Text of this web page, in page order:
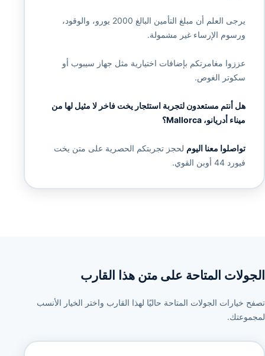
يرجى العلم أن مبلغ التأمين البالغ 2000 يورو، والوقود،
ورسوم الإرساء غير مشمولة.
عززوا مغامرتكم بإضافات اختيارية مثل جهاز سيبوب أو
سكوتر الغوص.
هل أنتم مستعدون لتجربة استئجار يخت فاخر لا مثيل لها من
ميناء أدريانو، Mallorca؟
تواصلوا معنا اليوم لحجز تجربتكم الحصرية على متن يخت
فيورد 44 أوبن القوي.
الجولات المتاحة على متن هذا القارب
تصفح خيارات الجولات المتاحة حاليًا لهذا القارب واختر الخيار الأنسب
لمجموعتك.